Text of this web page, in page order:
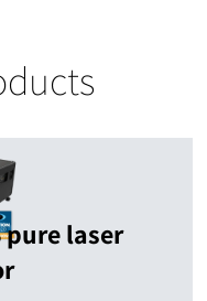
pure laser